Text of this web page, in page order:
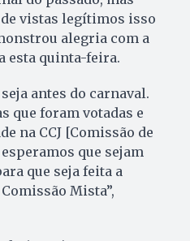
vistas legítimos isso
alegria com a
esta quinta-feira.
antes do carnaval.
que foram votadas e
na CCJ [Comissão de
que sejam
que seja feita a
Mista”,